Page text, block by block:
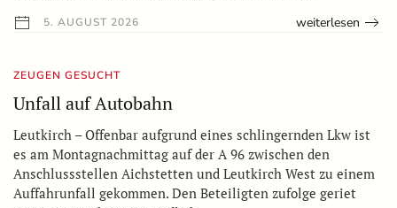
5. AUGUST 2026 weiterlesen
ZEUGEN GESUCHT
Unfall auf Autobahn
Leutkirch – Offenbar aufgrund eines schlingernden Lkw ist
es am Montagnachmittag auf der A 96 zwischen den
Anschlussstellen Aichstetten und Leutkirch West zu einem
Auffahrunfall gekommen. Den Beteiligten zufolge geriet